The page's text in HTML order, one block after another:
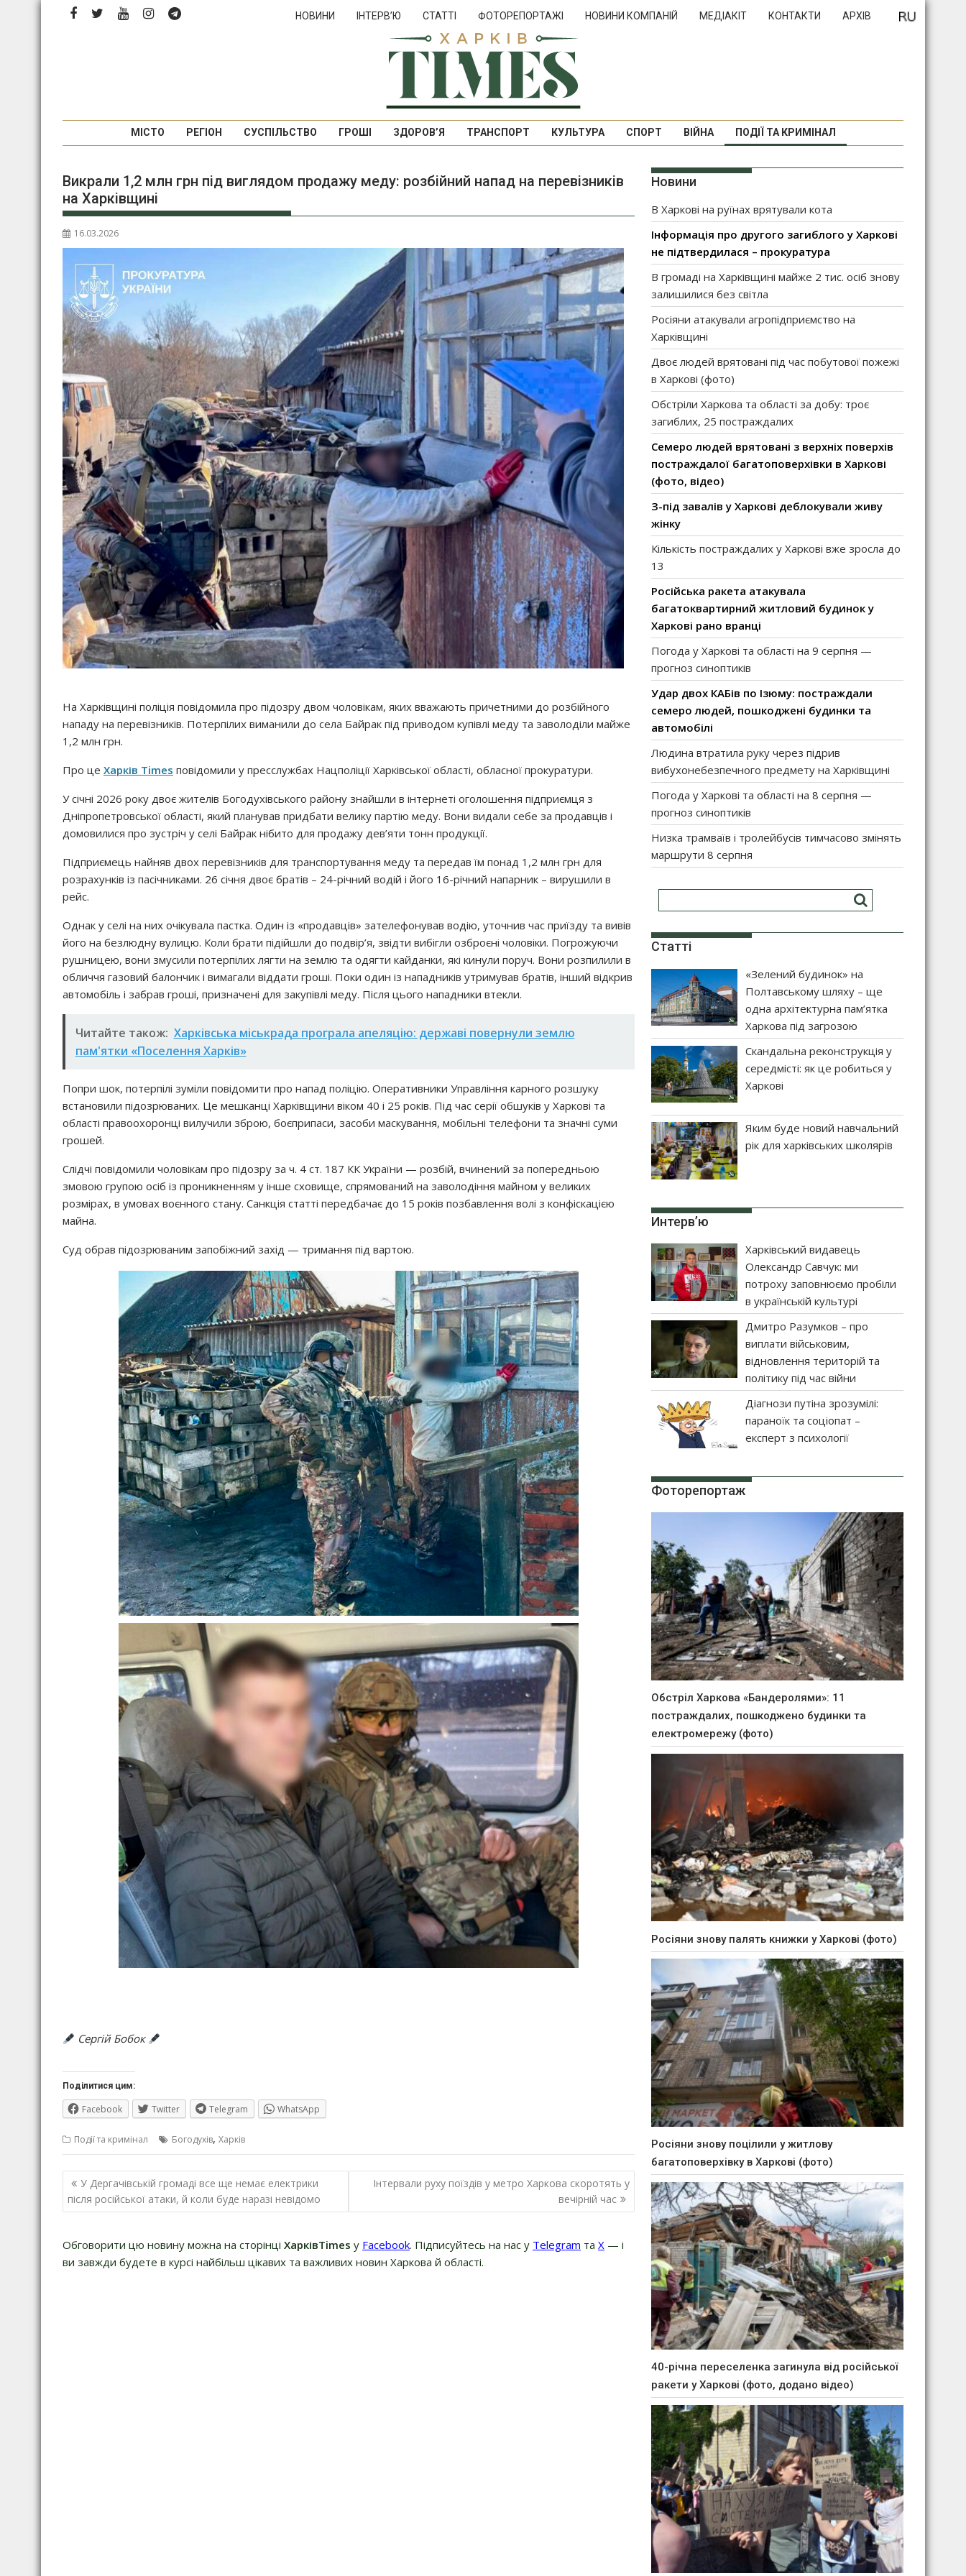
Перейти
НОВИНИ ІНТЕРВ’Ю СТАТТІ ФОТОРЕПОРТАЖІ НОВИНИ КОМПАНІЙ МЕДІАКІТ КОНТАКТИ АРХІВ
МІСТО РЕГІОН СУСПІЛЬСТВО ГРОШІ ЗДОРОВ’Я ТРАНСПОРТ КУЛЬТУРА СПОРТ ВІЙНА ПОДІЇ ТА КРИМІНАЛ
Викрали 1,2 млн грн під виглядом продажу меду: розбійний напад на перевізників
на Харківщині
16.03.2026
На Харківщині поліція повідомила про підозру двом чоловікам, яких вважають причетними до розбійного
нападу на перевізників. Потерпілих виманили до села Байрак під приводом купівлі меду та заволоділи майже
1,2 млн грн.
Про це Харків Times повідомили у пресслужбах Нацполіції Харківської області, обласної прокуратури.
У січні 2026 року двоє жителів Богодухівського району знайшли в інтернеті оголошення підприємця з
Дніпропетровської області, який планував придбати велику партію меду. Вони видали себе за продавців і
домовилися про зустріч у селі Байрак нібито для продажу дев’яти тонн продукції.
Підприємець найняв двох перевізників для транспортування меду та передав їм понад 1,2 млн грн для
розрахунків із пасічниками. 26 січня двоє братів – 24-річний водій і його 16-річний напарник – вирушили в
рейс.
Однак у селі на них очікувала пастка. Один із «продавців» зателефонував водію, уточнив час приїзду та вивів
його на безлюдну вулицю. Коли брати підійшли до подвір’я, звідти вибігли озброєні чоловіки. Погрожуючи
рушницею, вони змусили потерпілих лягти на землю та одягти кайданки, які кинули поруч. Вони розпилили в
обличчя газовий балончик і вимагали віддати гроші. Поки один із нападників утримував братів, інший відкрив
автомобіль і забрав гроші, призначені для закупівлі меду. Після цього нападники втекли.
Читайте також: Харківська міськрада програла апеляцію: державі повернули землю
пам'ятки «Поселення Харків»
Попри шок, потерпілі зуміли повідомити про напад поліцію. Оперативники Управління карного розшуку
встановили підозрюваних. Це мешканці Харківщини віком 40 і 25 років. Під час серії обшуків у Харкові та
області правоохоронці вилучили зброю, боєприпаси, засоби маскування, мобільні телефони та значні суми
грошей.
Слідчі повідомили чоловікам про підозру за ч. 4 ст. 187 КК України — розбій, вчинений за попередньою
змовою групою осіб із проникненням у інше сховище, спрямований на заволодіння майном у великих
розмірах, в умовах воєнного стану. Санкція статті передбачає до 15 років позбавлення волі з конфіскацією
майна.
Суд обрав підозрюваним запобіжний захід — тримання під вартою.
Сергій Бобок
Поділитися цим:
Facebook Twitter Telegram WhatsApp
Події та кримінал Богодухів, Харків
Навігація
записів
У Дергачівській громаді все ще немає електрики
після російської атаки, й коли буде наразі невідомо
Інтервали руху поїздів у метро Харкова скоротять у
вечірній час
Обговорити цю новину можна на сторінці ХарківTimes у Facebook. Підписуйтесь на нас у Telegram та Х — і
ви завжди будете в курсі найбільш цікавих та важливих новин Харкова й області.
Новини
В Харкові на руїнах врятували кота
Інформація про другого загиблого у Харкові
не підтвердилася – прокуратура
В громаді на Харківщині майже 2 тис. осіб знову
залишилися без світла
Росіяни атакували агропідприємство на
Харківщині
Двоє людей врятовані під час побутової пожежі
в Харкові (фото)
Обстріли Харкова та області за добу: троє
загиблих, 25 постраждалих
Семеро людей врятовані з верхніх поверхів
постраждалої багатоповерхівки в Харкові
(фото, відео)
З-під завалів у Харкові деблокували живу
жінку
Кількість постраждалих у Харкові вже зросла до
13
Російська ракета атакувала
багатоквартирний житловий будинок у
Харкові рано вранці
Погода у Харкові та області на 9 серпня —
прогноз синоптиків
Удар двох КАБів по Ізюму: постраждали
семеро людей, пошкоджені будинки та
автомобілі
Людина втратила руку через підрив
вибухонебезпечного предмету на Харківщині
Погода у Харкові та області на 8 серпня —
прогноз синоптиків
Низка трамваїв і тролейбусів тимчасово змінять
маршрути 8 серпня
Статті
«Зелений будинок» на
Полтавському шляху – ще
одна архітектурна пам’ятка
Харкова під загрозою
Скандальна реконструкція у
середмісті: як це робиться у
Харкові
Яким буде новий навчальний
рік для харківських школярів
Интерв’ю
Харківський видавець
Олександр Савчук: ми
потроху заповнюємо пробіли
в українській культурі
Дмитро Разумков – про
виплати військовим,
відновлення територій та
політику під час війни
Діагнози путіна зрозумілі:
параноїк та соціопат –
експерт з психології
Фоторепортаж
Обстріл Харкова «Бандеролями»: 11
постраждалих, пошкоджено будинки та
електромережу (фото)
Росіяни знову палять книжки у Харкові (фото)
Росіяни знову поцілили у житлову
багатоповерхівку в Харкові (фото)
40-річна переселенка загинула від російської
ракети у Харкові (фото, додано відео)